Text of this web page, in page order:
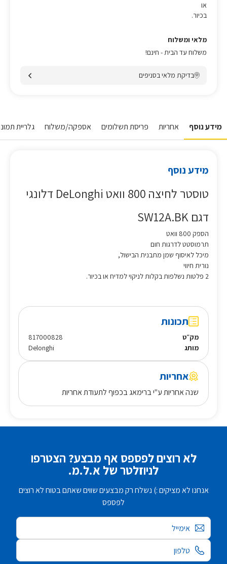
או
בכיור.
מלאי ומשלוח
משלוח עד הבית - חינם!
בדיקת מלאי בסניפים
מידע נוסף אחריות פריסת תשלומים אספקה/משלוח גלריית
מידע נוסף
טוסטר לחיצה 800 וואט DeLonghi דלונגי
דגם SW12A.BK
הספק 800 וואט
תרמוסטט לדרגות חום
מיכל לאיסוף שמן מתבנית הבישול,
נורית חיווי
תכונות
מק״ט
817000828
מותג
Delonghi
אחריות
שנה אחריות ע"י ברימאג בכפוף לתעודת אחריות
לא רוצים לפספס אף מבצע? הצטרפו
לניוזלטר של א.ל.מ.
אנחנו לא מציקים :) נשלח רק מבצעים שווים שאתם בטוח לא רוצים
לפספס
אימייל